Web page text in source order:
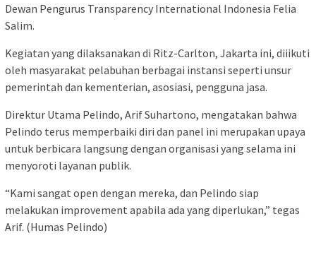
Dewan Pengurus Transparency International Indonesia Felia
Salim.
Kegiatan yang dilaksanakan di Ritz-Carlton, Jakarta ini, diiikuti
oleh masyarakat pelabuhan berbagai instansi seperti unsur
pemerintah dan kementerian, asosiasi, pengguna jasa.
Direktur Utama Pelindo, Arif Suhartono, mengatakan bahwa
Pelindo terus memperbaiki diri dan panel ini merupakan upaya
untuk berbicara langsung dengan organisasi yang selama ini
menyoroti layanan publik.
“Kami sangat open dengan mereka, dan Pelindo siap
melakukan improvement apabila ada yang diperlukan,” tegas
Arif. (Humas Pelindo)